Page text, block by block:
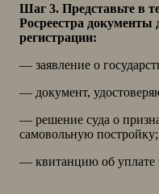
Шаг 3. Представьте в
Росреестра документы
регистрации:
— заявление о
— документ,
— решение суда о
самовольную постройку;
— квитанцию об уплате